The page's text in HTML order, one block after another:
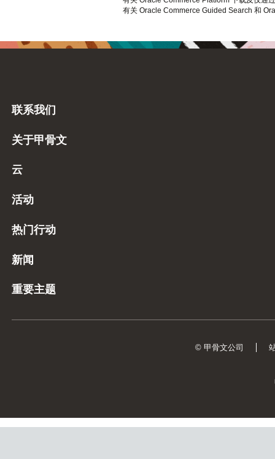
有关 Oracle Commerce Guided Search 和
联系我们
关于甲骨文
云
活动
热门行动
新闻
重要主题
© 甲骨文公司